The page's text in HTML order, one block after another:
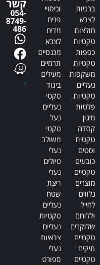
ברכיות
לצבא
חולצות
טקטיות
כפפות
טקטיות
משקפות
נעליים
טקטיות
פלטות
מיגון
קסדה
טקטית
וסטים
כובעים
טקטיים
מוצרים
נלווים
לחייל
וללוחם
שלוקרים
טקטיים
תיקים
טקטיים
וכיסויי
פנים
מדים
לצבא
מכנסיים
תרמיים
מעילים
ביגוד
טקטי
נעליים
נעל
טקטי
משולב
נעלי
טיולים
נעלי
ריצת
שטח
נעליים
טקטיות
נעליים
צבאיות
נעלי
ספורט
קשר
054-
8749-
486